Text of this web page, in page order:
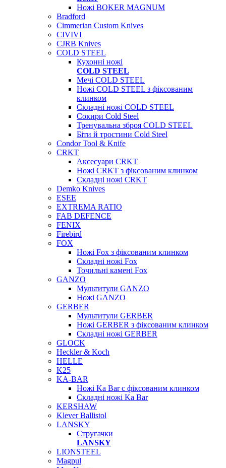
Ножі BOKER MAGNUM
Bradford
Cimmerian Custom Knives
CIVIVI
CJRB Knives
COLD STEEL
Кухонні ножі
COLD STEEL
Мечі COLD STEEL
Ножі COLD STEEL з фіксованим
клинком
Складні ножі COLD STEEL
Сокири Cold Steel
Тренувальна зброя COLD STEEL
Біти й тростини Cold Steel
Condor Tool & Knife
CRKT
Аксесуари CRKT
Ножі CRKT з фіксованим клинком
Складні ножі CRKT
Demko Knives
ESEE
EXTREMA RATIO
FAB DEFENCE
FENIX
Firebird
FOX
Ножі Fox з фіксованим клинком
Складні ножі Fox
Точильні камені Fox
GANZO
Мультитули GANZO
Ножі GANZO
GERBER
Мультитули GERBER
Ножі GERBER з фіксованим клинком
Складні ножі GERBER
GLOCK
Heckler & Koch
HELLE
K25
KA-BAR
Ножі Ka Bar c фіксованим клинком
Складні ножі Ka Bar
KERSHAW
Klever Ballistol
LANSKY
Стругачки
LANSKY
LIONSTEEL
Magpul